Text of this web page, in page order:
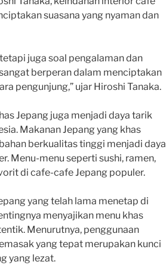
suasana yang nyaman dan
juga soal pengalaman dan
berperan dalam menciptakan
pengunjung,” ujar Hiroshi Tanaka.
Jepang juga menjadi daya tarik
Makanan Jepang yang khas
berkualitas tinggi menjadi daya
Menu-menu seperti sushi, ramen,
di cafe-cafe Jepang populer.
yang telah lama menetap di
menyajikan menu khas
Menurutnya, penggunaan
yang tepat merupakan kunci
yang lezat.